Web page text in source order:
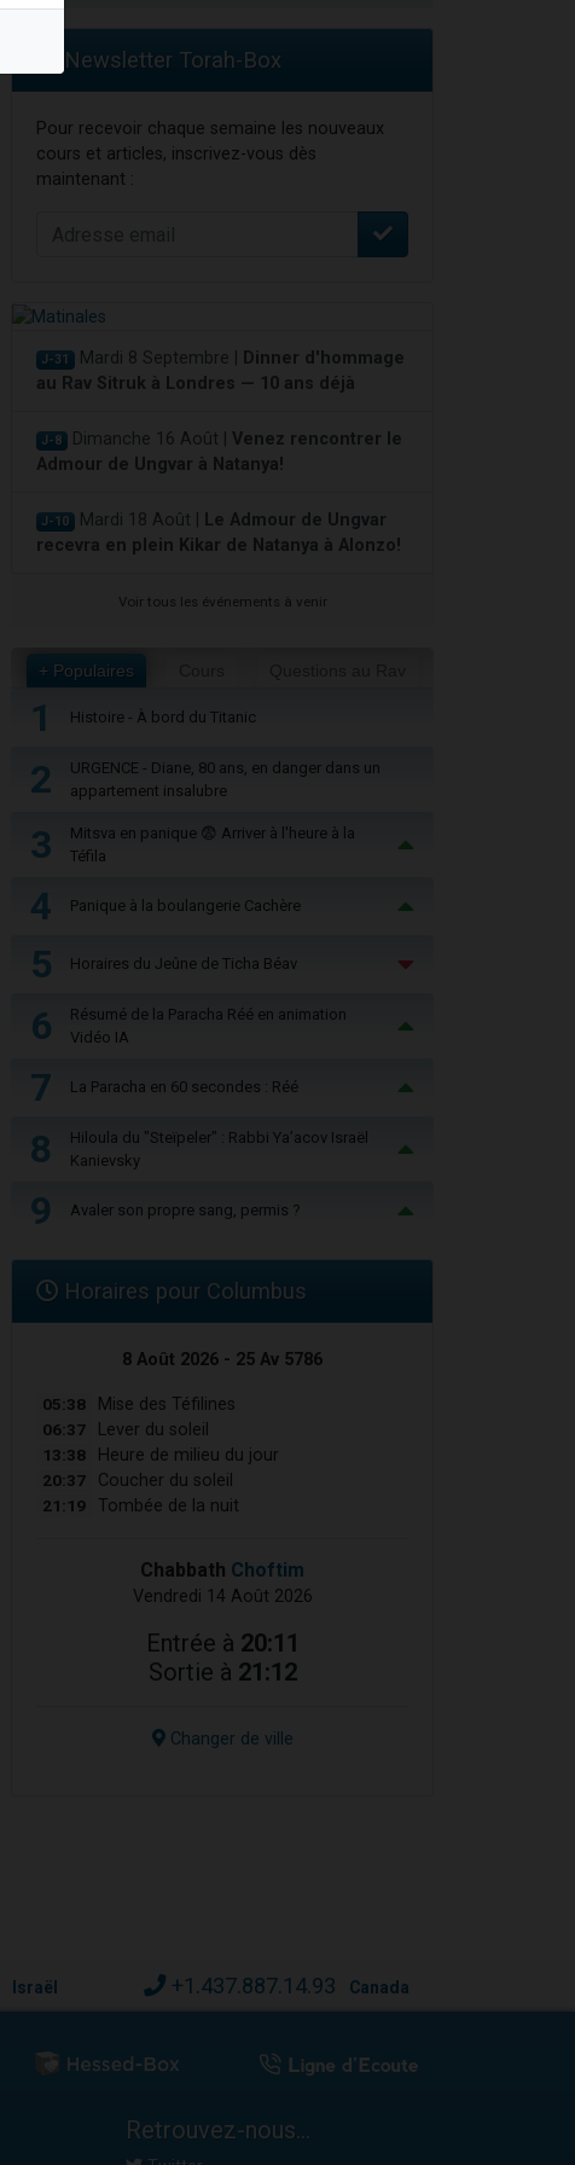
Newsletter Torah-Box
Pour recevoir chaque semaine les nouveaux
cours et articles, inscrivez-vous dès
maintenant :
J-31 Mardi 8 Septembre |
Dinner d'hommage
au Rav Sitruk à Londres — 10 ans déjà
J-8 Dimanche 16 Août | Venez rencontrer le
Admour de Ungvar à Natanya!
J-10 Mardi 18 Août |
Le Admour de Ungvar
recevra en plein Kikar de Natanya à Alonzo!
Voir tous les événements à venir
+ Populaires
1 Histoire - À bord du Titanic
2
URGENCE - Diane, 80 ans, en danger dans un
appartement insalubre
3
Mitsva en panique 😨 Arriver à l'heure à la
Téfila
4 Panique à la boulangerie Cachère
5 Horaires du Jeûne de Ticha Béav
6
Résumé de la Paracha Réé en animation
Vidéo IA
7 La Paracha en 60 secondes : Réé
8
Hiloula du "Steïpeler" : Rabbi Ya’acov Israël
Kanievsky
9 Avaler son propre sang, permis ?
Horaires pour Columbus
8 Août 2026 - 25 Av 5786
05:38 Mise des Téfilines
06:37 Lever du soleil
13:38 Heure de milieu du jour
20:37 Coucher du soleil
21:19 Tombée de la nuit
Chabbath Choftim
Vendredi 14 Août 2026
Entrée à 20:11
Sortie à 21:12
Changer de ville
Israël +1.437.887.14.93 Canada
Retrouvez-nous...